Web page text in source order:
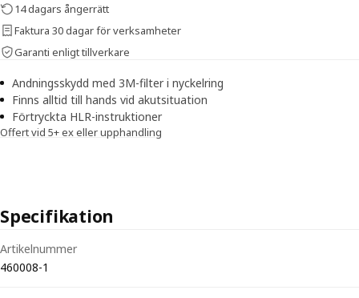
14 dagars ångerrätt
Faktura 30 dagar för verksamheter
Garanti enligt tillverkare
Andningsskydd med 3M-filter i nyckelring
Finns alltid till hands vid akutsituation
Förtryckta HLR-instruktioner
Offert vid 5+ ex eller upphandling
Specifikation
Artikelnummer
460008-1